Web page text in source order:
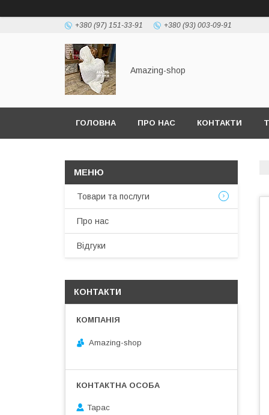
+380 (97) 151-33-91 +380 (93) 003-09-91
Amazing-shop
ГОЛОВНА ПРО НАС КОНТАКТИ
Товари та послуги
Про нас
Відгуки
КОНТАКТИ
Amazing-shop
Тарас